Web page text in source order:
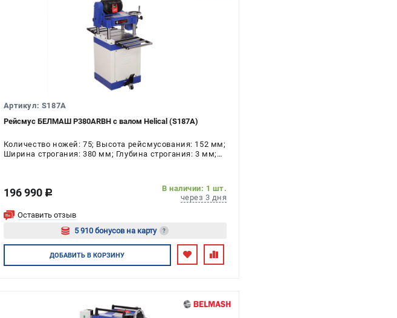
Артикул: S187A
Рейсмус БЕЛМАШ P380АRBH с валом Helical (S187A)
Количество ножей: 75; Высота рейсмусования: 152 мм;
Ширина строгания: 380 мм; Глубина строгания: 3 мм;
196 990 c
В наличии: 1 шт.
через 3 дня
Оставить отзыв
5 910 бонусов на карту
?
Авторизуйтесь
ДОБАВИТЬ В КОРЗИНУ